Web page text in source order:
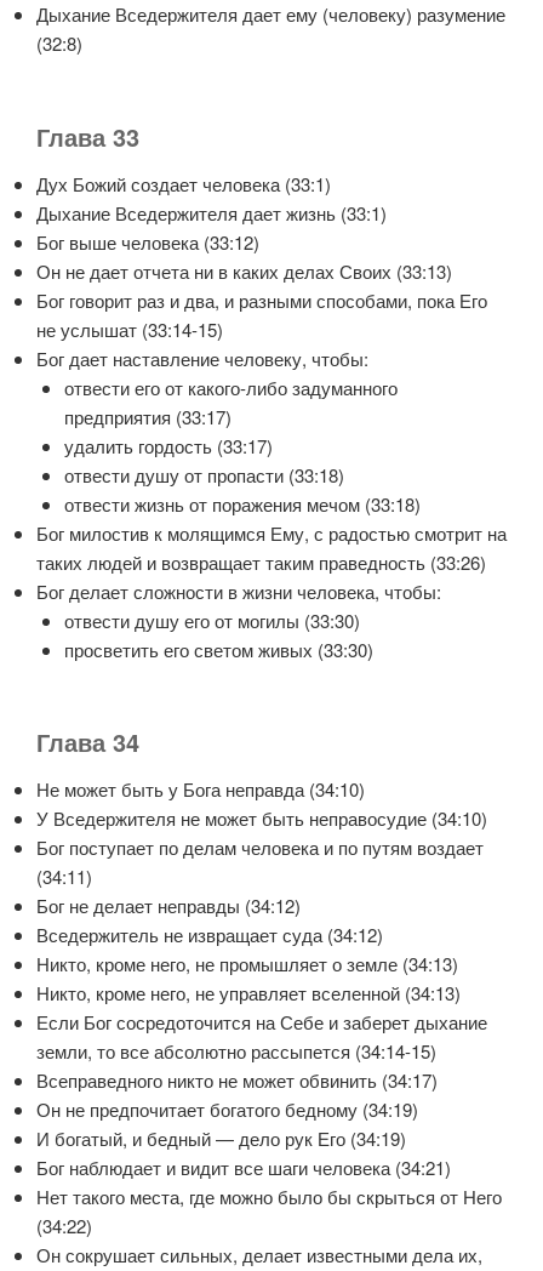
Дыхание Вседержителя дает ему (человеку) разумение
(32:8)
Глава 33
Дух Божий создает человека (33:1)
Дыхание Вседержителя дает жизнь (33:1)
Бог выше человека (33:12)
Он не дает отчета ни в каких делах Своих (33:13)
Бог говорит раз и два, и разными способами, пока Его
не услышат (33:14-15)
Бог дает наставление человеку, чтобы:
отвести его от какого-либо задуманного
предприятия (33:17)
удалить гордость (33:17)
отвести душу от пропасти (33:18)
отвести жизнь от поражения мечом (33:18)
Бог милостив к молящимся Ему, с радостью смотрит на
таких людей и возвращает таким праведность (33:26)
Бог делает сложности в жизни человека, чтобы:
отвести душу его от могилы (33:30)
просветить его светом живых (33:30)
Глава 34
Не может быть у Бога неправда (34:10)
У Вседержителя не может быть неправосудие (34:10)
Бог поступает по делам человека и по путям воздает
(34:11)
Бог не делает неправды (34:12)
Вседержитель не извращает суда (34:12)
Никто, кроме него, не промышляет о земле (34:13)
Никто, кроме него, не управляет вселенной (34:13)
Если Бог сосредоточится на Себе и заберет дыхание
земли, то все абсолютно рассыпется (34:14-15)
Всеправедного никто не может обвинить (34:17)
Он не предпочитает богатого бедному (34:19)
И богатый, и бедный — дело рук Его (34:19)
Бог наблюдает и видит все шаги человека (34:21)
Нет такого места, где можно было бы скрыться от Него
(34:22)
Он сокрушает сильных, делает известными дела их,